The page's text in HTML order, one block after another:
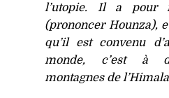
l’utopie. Il a pour
(prononcer Hounza),
qu’il est convenu
monde, c’est à
montagnes de